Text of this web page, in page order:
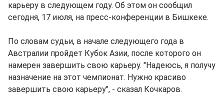
карьеру в следующем году. Об этом он сообщил
сегодня, 17 июля, на пресс-конференции в Бишкеке.
По словам судьи, в начале следующего года в
Австралии пройдет Кубок Азии, после которого он
намерен завершить свою карьеру. "Надеюсь, я получу
назначение на этот чемпионат. Нужно красиво
завершить свою карьеру", - сказал Кочкаров.